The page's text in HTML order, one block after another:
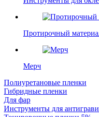
Протирочный
Мерч
Полиуретановые пленки
Гибридные пленки
Для фар
Инструменты для